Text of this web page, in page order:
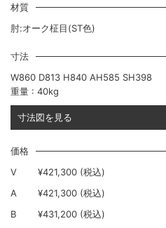
材質
肘:オーク柾目(ST色)
寸法
W860 D813 H840 AH585 SH398
重量 : 40kg
寸法図を見る
価格
V
¥421,300 (税込)
A
¥421,300 (税込)
B
¥431,200 (税込)